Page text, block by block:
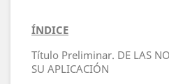
ÍNDICE
Título Preliminar. DE LAS
SU APLICACIÓN